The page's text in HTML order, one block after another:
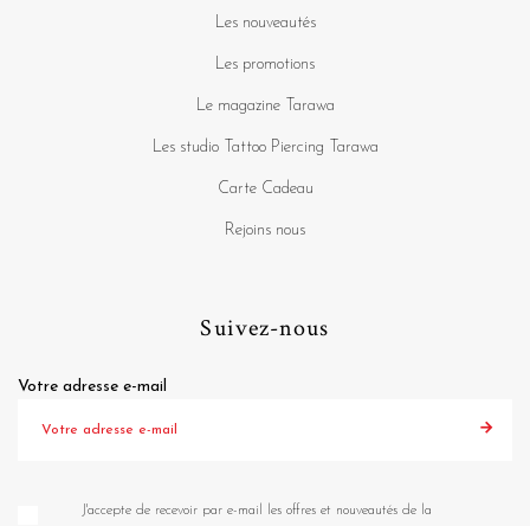
Les nouveautés
Les promotions
Le magazine Tarawa
Les studio Tattoo Piercing Tarawa
Carte Cadeau
Rejoins nous
Suivez-nous
Votre adresse e-mail
J'accepte de recevoir par e-mail les offres et nouveautés de la